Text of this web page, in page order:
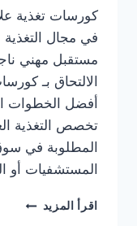
كورسات تغذية
في مجال التغذية
مستقبل مهني
الالتحاق بـ
أفضل الخطوات
تخصص التغذية
المطلوبة في
المستشفيات أو
اقرأ المزيد